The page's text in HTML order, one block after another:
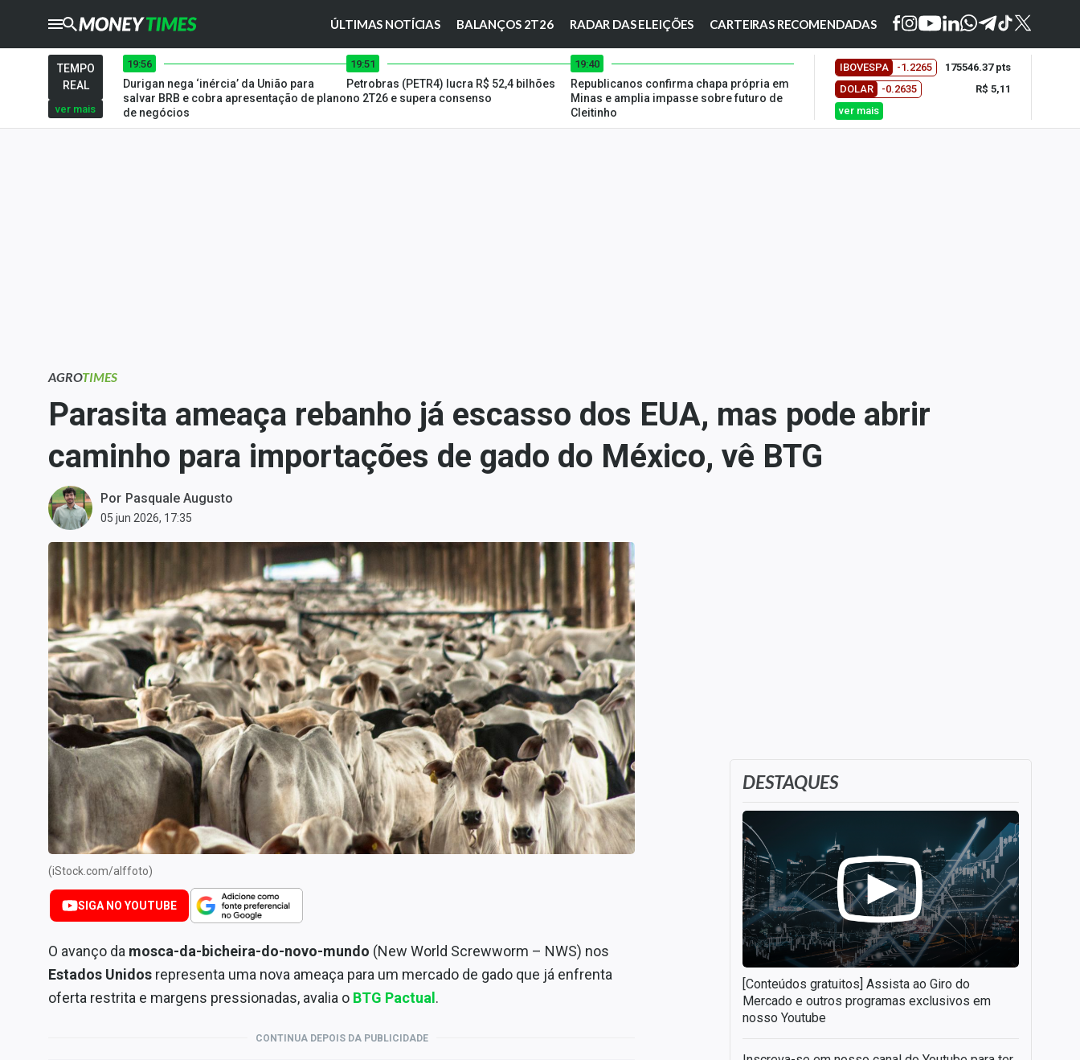
ÚLTIMAS NOTÍCIAS BALANÇOS 2T26 RADAR DAS ELEIÇÕES CARTEIRAS RECOMENDADAS
CRYPTOTIMES
TIMES
Ibovespa
Carteiras Recomendadas
Central de Dividendos
Central de Fundos
Central dos IPOs
Renda Fixa
Finanças Pessoais
Mercados
Economia
Empresas
Política
Colunas
Especiais
Internacional
Marketing
Tecnologia
Conteúdo de Marca
Sobre
Expediente
Contato
TEMPO
REAL
ver mais
19:56
Durigan nega ‘inércia’ da União para
salvar BRB e cobra apresentação de plano
de negócios
19:51
Petrobras (PETR4) lucra R$ 52,4 bilhões
no 2T26 e supera consenso
19:40
Republicanos confirma chapa própria em
Minas e amplia impasse sobre futuro de
Cleitinho
IBOVESPA -1.2265
175546.37 pts
DOLAR
-0.2635
R$ 5,11
ver mais
AGROTIMES
Parasita ameaça rebanho já escasso dos EUA, mas pode abrir
caminho para importações de gado do México, vê BTG
Por Pasquale Augusto
05 jun 2026, 17:35
(iStock.com/alffoto)
SIGA NO YOUTUBE
O avanço da mosca-da-bicheira-do-novo-mundo (New World Screwworm – NWS) nos
Estados Unidos representa uma nova ameaça para um mercado de gado que já enfrenta
oferta restrita e margens pressionadas, avalia o BTG Pactual.
CONTINUA DEPOIS DA PUBLICIDADE
DESTAQUES
[Conteúdos gratuitos] Assista ao Giro do
Mercado e outros programas exclusivos em
nosso Youtube